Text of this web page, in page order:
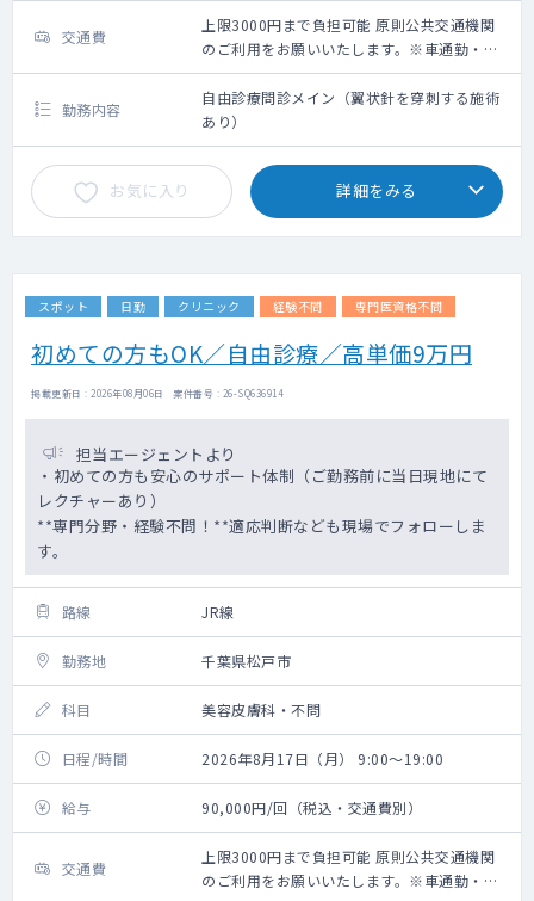
交通費
上限3000円まで負担可能 原則公共交通機関
のご利用をお願いいたします。※車通勤・タ
クシー利用要相談
勤務内容
自由診療問診メイン（翼状針を穿刺する施術
あり）
お気に入り 詳細をみる
スポット 日勤 クリニック 経験不問 専門医資格不問
初めての方もOK／自由診療／高単価9万円
掲載更新日 : 2026年08月06日 案件番号 : 26-SQ636914
担当エージェントより
・初めての方も安心のサポート体制（ご勤務前に当日現地にて
レクチャーあり）
**専門分野・経験不問！**適応判断なども現場でフォローしま
す。
路線 JR線
勤務地 千葉県松戸市
科目 美容皮膚科・不問
日程/時間 2026年8月17日（月） 9:00～19:00
給与 90,000円/回（税込・交通費別）
交通費
上限3000円まで負担可能 原則公共交通機関
のご利用をお願いいたします。※車通勤・タ